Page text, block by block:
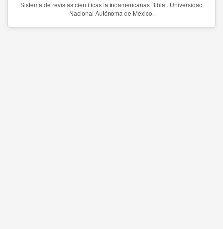
Sistema de revistas científicas latinoamericanas Biblat. Universidad
Nacional Autónoma de México.